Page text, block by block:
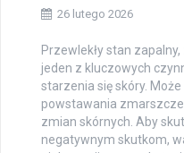
26 lutego 2026
Przewlekły stan
jeden z kluczowych
starzenia się skóry.
powstawania
zmian skórnych. Aby
negatywnym skutkom,